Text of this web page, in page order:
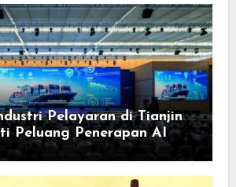
Pelayaran di Tianjin
Peluang Penerapan AI